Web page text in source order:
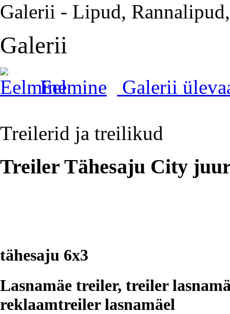
Galerii - Lipud,
Galerii
Eelmine Galerii
Treilerid ja treilikud
Treiler Tähesaju City
tähesaju 6x3
Lasnamäe treiler, treiler
reklaamtreiler lasnamäel